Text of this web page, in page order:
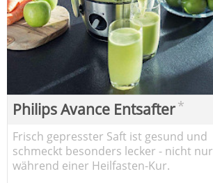
Philips Avance Entsafter*
Frisch gepresster Saft ist gesund und
schmeckt besonders lecker - nicht nur
während einer Heilfasten-Kur.